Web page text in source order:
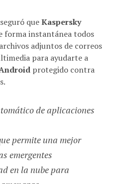
queKaspersky
forma instantánea todos
adjuntos de correos
para ayudarte a
protegido contra
de aplicaciones
permite una mejor
emergentes
en la nube para